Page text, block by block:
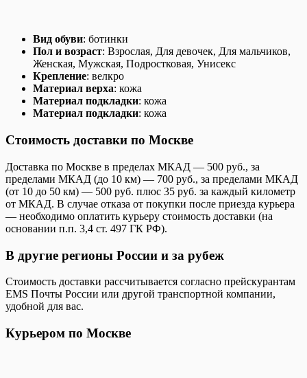
Вид обуви: ботинки
Пол и возраст: Взрослая, Для девочек, Для мальчиков,
Женская, Мужская, Подростковая, Унисекс
Крепление: велкро
Материал верха: кожа
Материал подкладки: кожа
Материал подкладки: кожа
Стоимость доставки по Москве
Доставка по Москве в пределах МКАД — 500 руб., за
пределами МКАД (до 10 км) — 700 руб., за пределами МКАД
(от 10 до 50 км) — 500 руб. плюс 35 руб. за каждый километр
от МКАД. В случае отказа от покупки после приезда курьера
— необходимо оплатить курьеру стоимость доставки (на
основании п.п. 3,4 ст. 497 ГК РФ).
В другие регионы России и за рубеж
Стоимость доставки рассчитывается согласно прейскурантам
EMS Почты России или другой транспортной компании,
удобной для вас.
Курьером по Москве